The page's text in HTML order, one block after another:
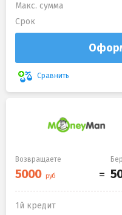
Макс. сумма
Срок
Сравнить
Возвращаете
1й кредит